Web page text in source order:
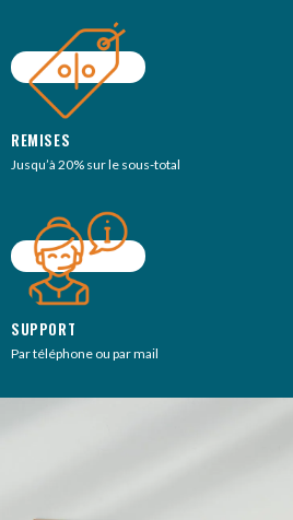
REMISES
Jusqu’à 20% sur le sous-total
SUPPORT
Par téléphone ou par mail